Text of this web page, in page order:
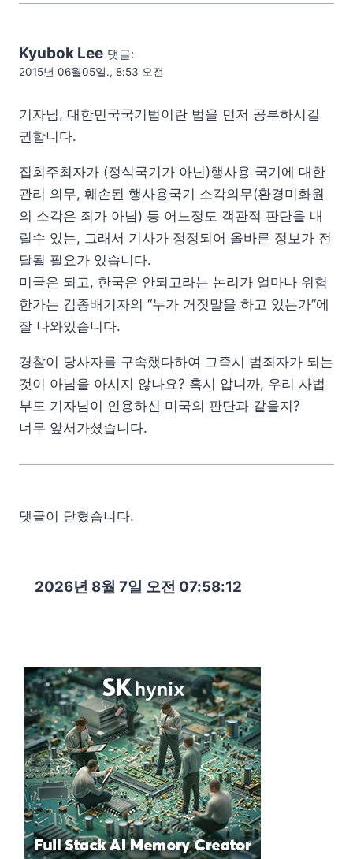
Kyubok Lee 댓글:
2015년 06월05일., 8:53 오전
기자님, 대한민국국기법이란 법을 먼저 공부하시길
귄합니다.
집회주최자가 (정식국기가 아닌)행사용 국기에 대한
관리 의무, 훼손된 행사용국기 소각의무(환경미화원
의 소각은 죄가 아님) 등 어느정도 객관적 판단을 내
릴수 있는, 그래서 기사가 정정되어 올바른 정보가 전
달될 필요가 있습니다.
미국은 되고, 한국은 안되고라는 논리가 얼마나 위험
한가는 김종배기자의 “누가 거짓말을 하고 있는가”에
잘 나와있습니다.
경찰이 당사자를 구속했다하여 그즉시 범죄자가 되는
것이 아님을 아시지 않나요? 혹시 압니까, 우리 사법
부도 기자님이 인용하신 미국의 판단과 같을지?
너무 앞서가셨습니다.
댓글이 닫혔습니다.
2026년 8월 7일 오전 07:58:13